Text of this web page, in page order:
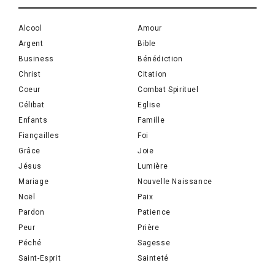
Alcool
Amour
Argent
Bible
Business
Bénédiction
Christ
Citation
Coeur
Combat Spirituel
Célibat
Eglise
Enfants
Famille
Fiançailles
Foi
Grâce
Joie
Jésus
Lumière
Mariage
Nouvelle Naissance
Noël
Paix
Pardon
Patience
Peur
Prière
Péché
Sagesse
Saint-Esprit
Sainteté